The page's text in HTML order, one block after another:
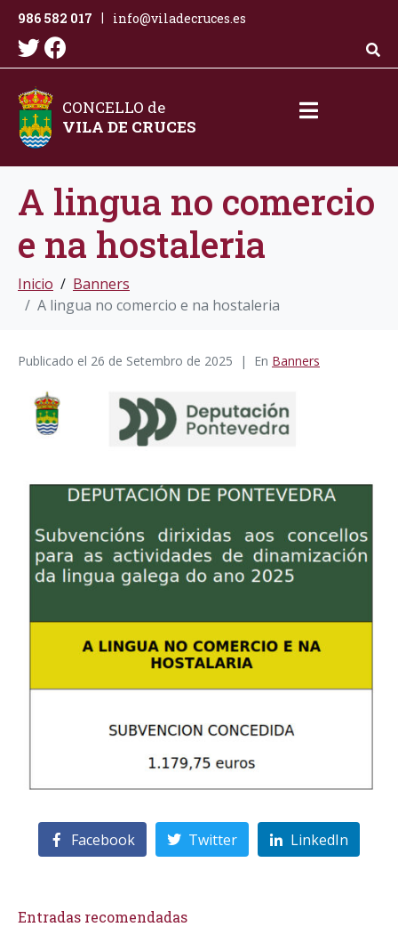
986 582 017 info@viladecruces.es
CONCELLO de
VILA DE CRUCES
A lingua no comercio
e na hostaleria
Inicio
Banners
A lingua no comercio e na hostaleria
Publicado el 26 de Setembro de 2025 En Banners
Facebook Twitter LinkedIn
Entradas recomendadas